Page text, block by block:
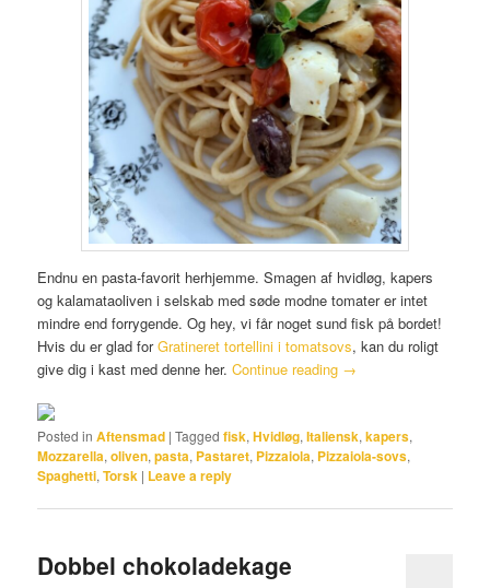
Endnu en pasta-favorit herhjemme. Smagen af hvidløg, kapers
og kalamataoliven i selskab med søde modne tomater er intet
mindre end forrygende. Og hey, vi får noget sund fisk på bordet!
Hvis du er glad forGratineret tortellini i tomatsovs, kan du roligt
give dig i kast med denne her.Continue reading →
Posted in Aftensmad |Tagged fisk,Hvidløg,Italiensk,kapers,
Mozzarella,oliven,pasta, Pastaret, Pizzaiola, Pizzaiola-sovs,
Spaghetti,Torsk | Leave a reply
Dobbel chokoladekage